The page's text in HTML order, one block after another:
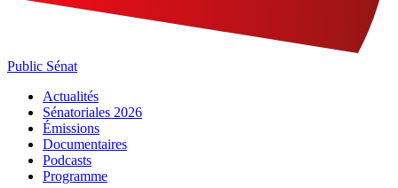
Public Sénat
Actualités
Sénatoriales 2026
Émissions
Documentaires
Podcasts
Programme